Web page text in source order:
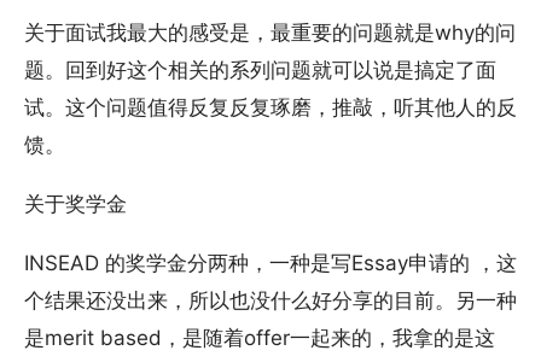
关于面试我最大的感受是，最重要的问题就是why的问
题。回到好这个相关的系列问题就可以说是搞定了面
试。这个问题值得反复反复琢磨，推敲，听其他人的反
馈。
关于奖学金
INSEAD 的奖学金分两种，一种是写Essay申请的 ，这
个结果还没出来，所以也没什么好分享的目前。另一种
是merit based，是随着offer一起来的，我拿的是这